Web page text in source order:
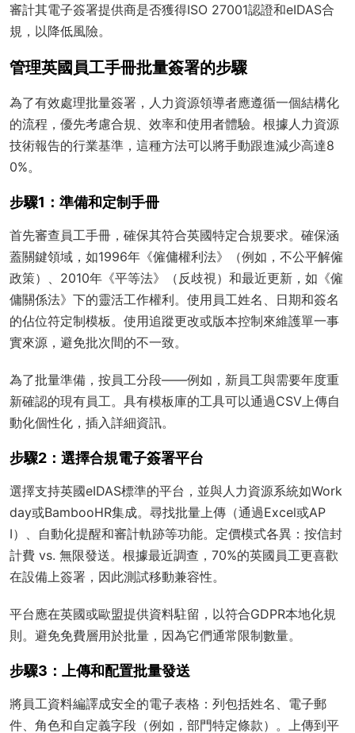
審計其電子簽署提供商是否獲得ISO 27001認證和eIDAS合
規，以降低風險。
管理英國員工手冊批量簽署的步驟
為了有效處理批量簽署，人力資源領導者應遵循一個結構化
的流程，優先考慮合規、效率和使用者體驗。根據人力資源
技術報告的行業基準，這種方法可以將手動跟進減少高達8
0%。
步驟1：準備和定制手冊
首先審查員工手冊，確保其符合英國特定合規要求。確保涵
蓋關鍵領域，如1996年《僱傭權利法》（例如，不公平解僱
政策）、2010年《平等法》（反歧視）和最近更新，如《僱
傭關係法》下的靈活工作權利。使用員工姓名、日期和簽名
的佔位符定制模板。使用追蹤更改或版本控制來維護單一事
實來源，避免批次間的不一致。
為了批量準備，按員工分段——例如，新員工與需要年度重
新確認的現有員工。具有模板庫的工具可以通過CSV上傳自
動化個性化，插入詳細資訊。
步驟2：選擇合規電子簽署平台
選擇支持英國eIDAS標準的平台，並與人力資源系統如Work
day或BambooHR集成。尋找批量上傳（通過Excel或AP
I）、自動化提醒和審計軌跡等功能。定價模式各異：按信封
計費 vs. 無限發送。根據最近調查，70%的英國員工更喜歡
在設備上簽署，因此測試移動兼容性。
平台應在英國或歐盟提供資料駐留，以符合GDPR本地化規
則。避免免費層用於批量，因為它們通常限制數量。
步驟3：上傳和配置批量發送
將員工資料編譯成安全的電子表格：列包括姓名、電子郵
件、角色和自定義字段（例如，部門特定條款）。上傳到平